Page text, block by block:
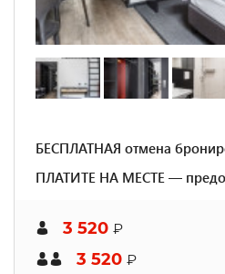
БЕСПЛАТНАЯ отмена
ПЛАТИТЕ НА МЕСТЕ —
3 520 ₽
3 520 ₽